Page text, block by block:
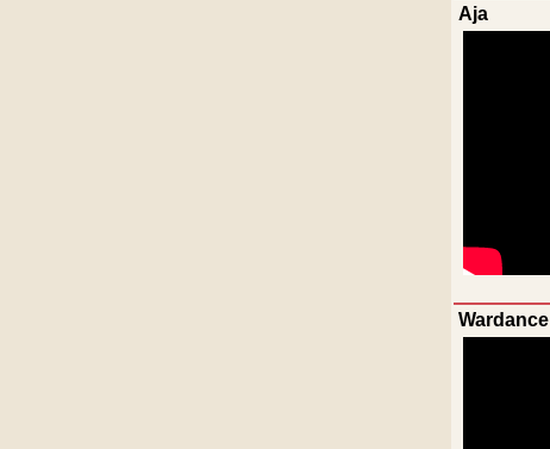
Aja
Wardance